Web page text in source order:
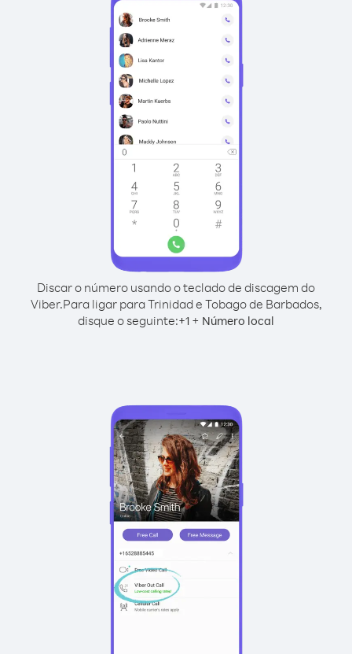
Discar o número usando o teclado de discagem do
Viber.Para ligar para Trinidad e Tobago de Barbados,
disque o seguinte:+1 + Número local